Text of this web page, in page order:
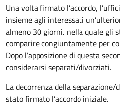
Una volta firmato l’accordo,
insieme agli interessati
almeno 30 giorni, nella quale gli
comparire congiuntamente per
Dopo l’apposizione di questa
considerarsi separati/divorziati.
La decorrenza della
stato firmato l’accordo iniziale.